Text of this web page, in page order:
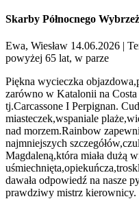
Skarby Północnego
Ewa, Wiesław 14.06.2026 |
powyżej 65 lat, w parze
Piękna wycieczka
zarówno w Katalonii na
tj.Carcassone I Perpignan.
miasteczek,wspaniale
nad morzem.Rainbow
najmniejszych
Magdaleną,która miała dużą
dawała odpowiedź na nasze
prawdziwy mistrz kierownicy.